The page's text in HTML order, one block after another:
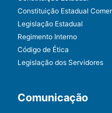
Constituição Estadual
Legislação Estadual
Regimento Interno
Código de Ética
Legislação dos Servidores
Comunicação